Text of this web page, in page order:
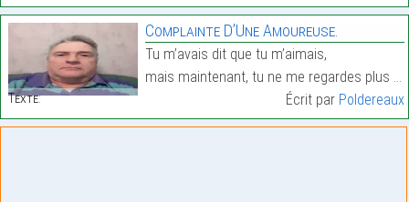
Texte:
Complainte D’Une Amoureuse.
Tu m’avais dit que tu m’aimais,
mais maintenant, tu ne me regardes plus !…
Écrit par Poldereaux